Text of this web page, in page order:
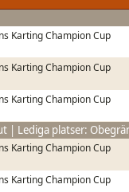
Karting Champion Cup
Karting Champion Cup
Karting Champion Cup
| Lediga platser:
Karting Champion Cup
Karting Champion Cup